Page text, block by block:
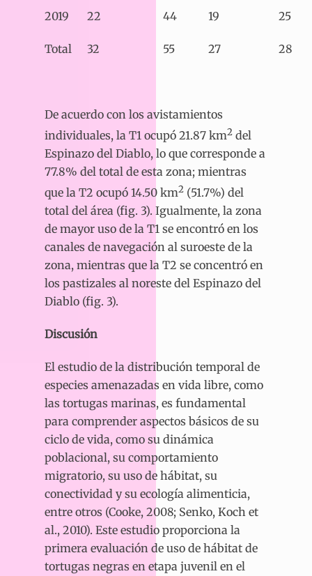
2019 22 44 19 25
Total 32 55 27 28
De acuerdo con los avistamientos
individuales, la T1 ocupó 21.87 km2 del
Espinazo del Diablo, lo que corresponde a
77.8% del total de esta zona; mientras
que la T2 ocupó 14.50 km2 (51.7%) del
total del área (fig. 3). Igualmente, la zona
de mayor uso de la T1 se encontró en los
canales de navegación al suroeste de la
zona, mientras que la T2 se concentró en
los pastizales al noreste del Espinazo del
Diablo (fig. 3).
Discusión
El estudio de la distribución temporal de
especies amenazadas en vida libre, como
las tortugas marinas, es fundamental
para comprender aspectos básicos de su
ciclo de vida, como su dinámica
poblacional, su comportamiento
migratorio, su uso de hábitat, su
conectividad y su ecología alimenticia,
entre otros (Cooke, 2008; Senko, Koch et
al., 2010). Este estudio proporciona la
primera evaluación de uso de hábitat de
tortugas negras en etapa juvenil en el